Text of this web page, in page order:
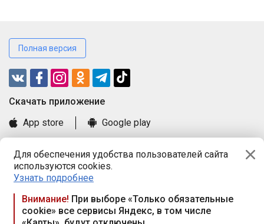
Для обеспечения удобства пользователей сайта
используются cookies.
Узнать подробнее
Внимание! При выборе «Только обязательные
cookie» все сервисы Яндекс, в том числе
Полная версия
Cкачать приложение
App store
Google play
Книга замечаний и предложений
Правила и документы
Praca.by © 2000—2026, ООО «ПРАЦА БАЙ»
Республика Беларусь, 220114, г. Минск, пр-т Независимости
117а, пом. № 9.